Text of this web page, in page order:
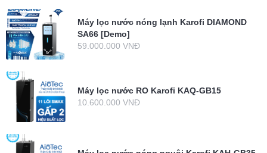
Máy lọc nước nóng lạnh Karofi DIAMOND
SA66 [Demo]
59.000.000 VNĐ
Máy lọc nước RO Karofi KAQ-GB15
10.600.000 VNĐ